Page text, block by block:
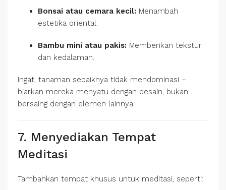
Bonsai atau cemara kecil: Menambah
estetika oriental.
Bambu mini atau pakis: Memberikan tekstur
dan kedalaman.
Ingat, tanaman sebaiknya tidak mendominasi –
biarkan mereka menyatu dengan desain, bukan
bersaing dengan elemen lainnya.
7. Menyediakan Tempat
Meditasi
Tambahkan tempat khusus untuk meditasi, seperti: